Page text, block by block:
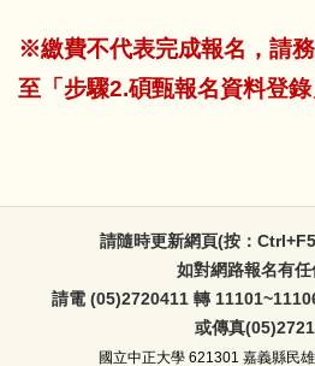
※繳費不代表完成報名，請
至「步驟2.碩甄報名資料登
請隨時更新網頁(按：
如對網路報名有任
請電 (05)2720411 轉
或傳真
國立中正大學621301 嘉義縣民